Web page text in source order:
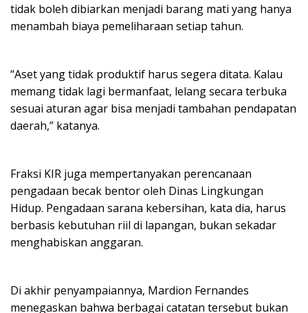
tidak boleh dibiarkan menjadi barang mati yang hanya
menambah biaya pemeliharaan setiap tahun.
“Aset yang tidak produktif harus segera ditata. Kalau
memang tidak lagi bermanfaat, lelang secara terbuka
sesuai aturan agar bisa menjadi tambahan pendapatan
daerah,” katanya.
Fraksi KIR juga mempertanyakan perencanaan
pengadaan becak bentor oleh Dinas Lingkungan
Hidup. Pengadaan sarana kebersihan, kata dia, harus
berbasis kebutuhan riil di lapangan, bukan sekadar
menghabiskan anggaran.
Di akhir penyampaiannya, Mardion Fernandes
menegaskan bahwa berbagai catatan tersebut bukan